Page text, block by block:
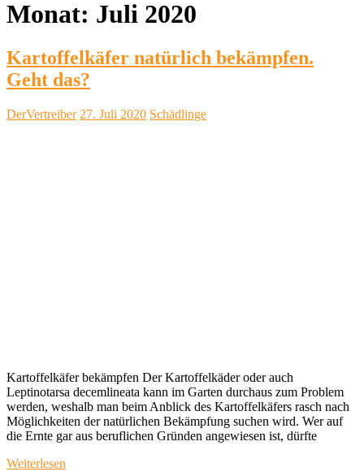
Monat: Juli 2020
Kartoffelkäfer natürlich bekämpfen.
Geht das?
DerVertreiber 27. Juli 2020 Schädlinge
Kartoffelkäfer bekämpfen Der Kartoffelkäder oder auch
Leptinotarsa decemlineata kann im Garten durchaus zum Problem
werden, weshalb man beim Anblick des Kartoffelkäfers rasch nach
Möglichkeiten der natürlichen Bekämpfung suchen wird. Wer auf
die Ernte gar aus beruflichen Gründen angewiesen ist, dürfte
Weiterlesen